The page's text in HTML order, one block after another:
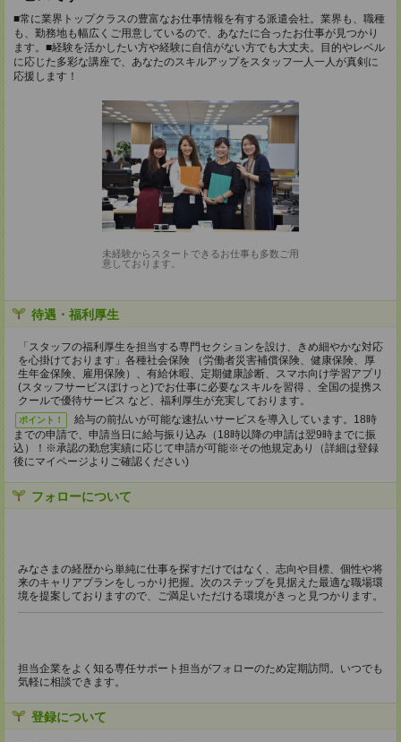
■常に業界トップクラスの豊富なお仕事情報を有する派遣会社。業界も、職種
も、勤務地も幅広くご用意しているので、あなたに合ったお仕事が見つかり
ます。■経験を活かしたい方や経験に自信がない方でも大丈夫。目的やレベル
に応じた多彩な講座で、あなたのスキルアップをスタッフ一人一人が真剣に
応援します！
未経験からスタートできるお仕事も多数ご用
意しております。
待遇・福利厚生
「スタッフの福利厚生を担当する専門セクションを設け、きめ細やかな対応
を心掛けております」各種社会保険 （労働者災害補償保険、健康保険、厚
生年金保険、雇用保険）、有給休暇、定期健康診断、スマホ向け学習アプリ
(スタッフサービスぽけっと)でお仕事に必要なスキルを習得 、全国の提携ス
クールで優待サービス など、福利厚生が充実しております。
ポイント！
給与の前払いが可能な速払いサービスを導入しています。18時
までの申請で、申請当日に給与振り込み（18時以降の申請は翌9時までに振
込）！※承認の勤怠実績に応じて申請が可能※その他規定あり（詳細は登録
後にマイページよりご確認ください)
フォローについて
みなさまの経歴から単純に仕事を探すだけではなく、志向や目標、個性や将
来のキャリアプランをしっかり把握。次のステップを見据えた最適な職場環
境を提案しておりますので、ご満足いただける環境がきっと見つかります。
担当企業をよく知る専任サポート担当がフォローのため定期訪問。いつでも
気軽に相談できます。
登録について